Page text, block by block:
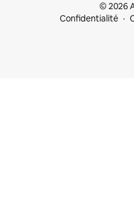
© 2026
Confidentialité